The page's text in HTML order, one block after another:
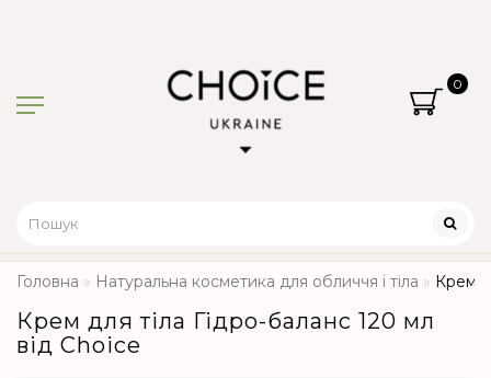
0
Головна Натуральна косметика для обличчя і тіла Крем
Крем для тіла Гідро-баланс 120 мл
від Choice